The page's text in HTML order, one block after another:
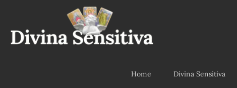
Home Divina Sensitiva